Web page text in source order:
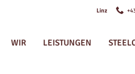
Linz
WIR LEISTUNGEN